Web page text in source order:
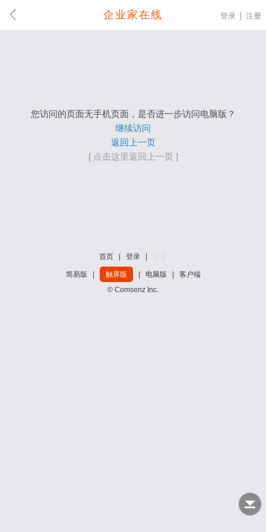
企业家在线 登录 注册
您访问的页面无手机页面，是否进一步访问电脑版？
继续访问
返回上一页
[ 点击这里返回上一页 ]
首页 登录
简易版 触屏版 电脑版
客户端
© Comsenz Inc.